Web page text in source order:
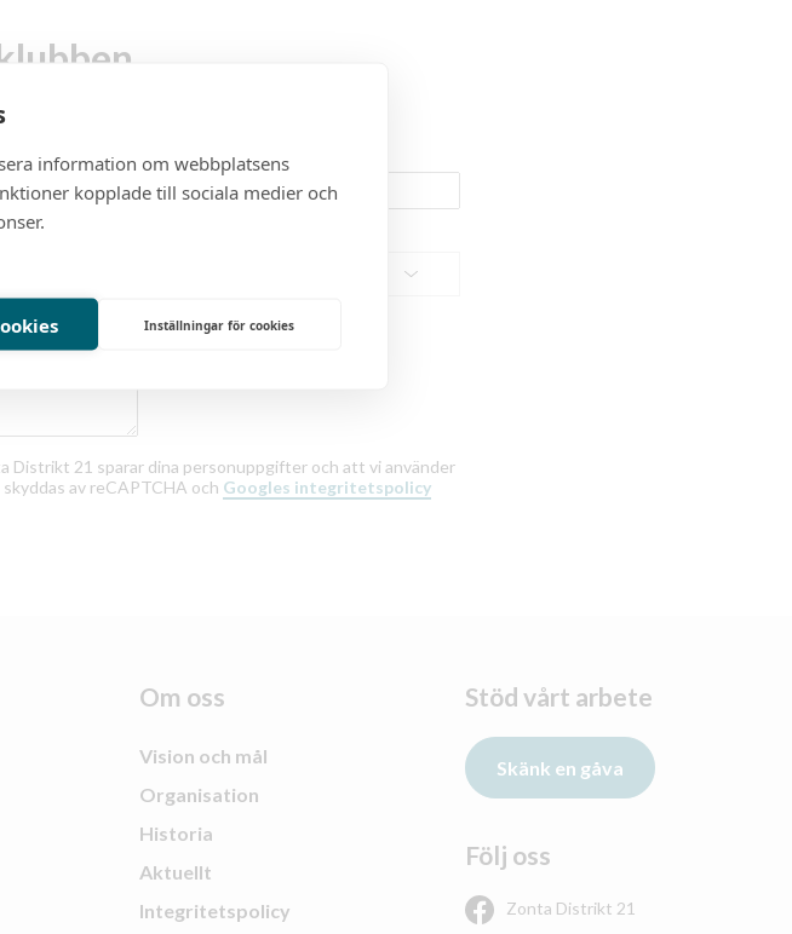
E-post:
Distrikt 21 sparar dina personuppgifter och att vi använder
av reCAPTCHA och Googles integritetspolicy
Om oss
Vision och mål
Organisation
Historia
Aktuellt
Integritetspolicy
Stöd vårt arbete
Skänk en gåva
Följ oss
Zonta Distrikt 21
information om webbplatsens
kopplade till sociala medier och
Inställningar för cookies